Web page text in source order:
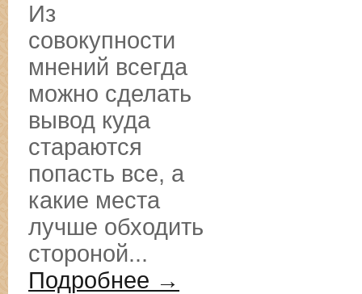
Из
совокупности
мнений всегда
можно сделать
вывод куда
стараются
попасть все, а
какие места
лучше обходить
стороной...
Подробнее →